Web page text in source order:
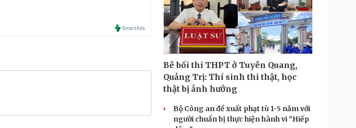
Bê bối thi THPT ở Tuyên Quang,
Quảng Trị: Thí sinh thi thật, học
thật bị ảnh hưởng
Bộ Công an đề xuất phạt tù 1-5 năm với
người chuẩn bị thực hiện hành vi "Hiếp